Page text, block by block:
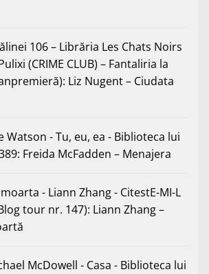
106 – Librăria Les Chats Noirs
(CRIME CLUB) – Fantaliria la
Liz Nugent – Ciudata
Watson - Tu, eu, ea - Biblioteca lui
Freida McFadden – Menajera
- Liann Zhang - CitestE-MI-L
tour nr. 147): Liann Zhang –
McDowell - Casa - Biblioteca lui